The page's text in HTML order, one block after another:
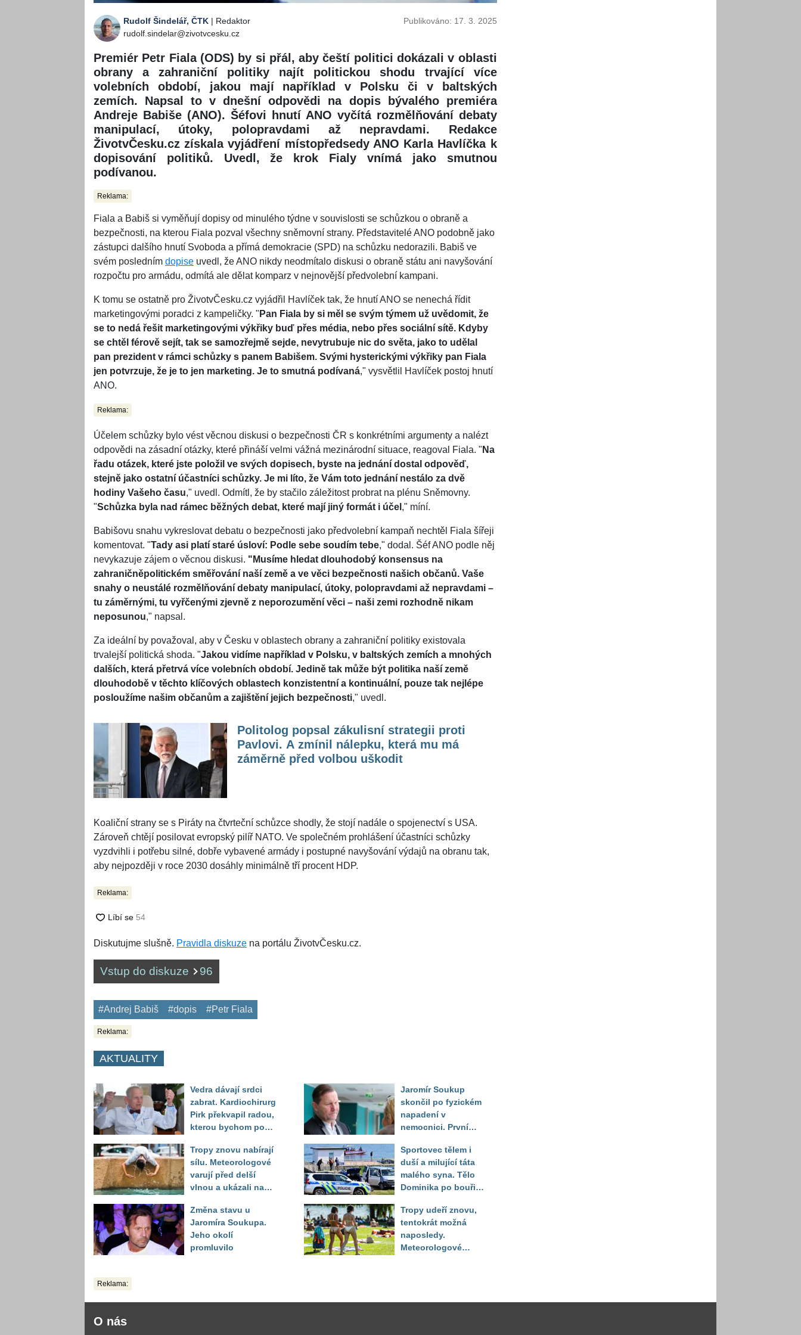
Rudolf Šindelář, ČTK | Redaktor
rudolf.sindelar@zivotvcesku.cz
Publikováno: 17. 3. 2025
Premiér Petr Fiala (ODS) by si přál, aby čeští politici dokázali v oblasti
obrany a zahraniční politiky najít politickou shodu trvající více
volebních období, jakou mají například v Polsku či v baltských
zemích. Napsal to v dnešní odpovědi na dopis bývalého premiéra
Andreje Babiše (ANO). Šéfovi hnutí ANO vyčítá rozmělňování debaty
manipulací, útoky, polopravdami až nepravdami. Redakce
ŽivotvČesku.cz získala vyjádření místopředsedy ANO Karla Havlíčka k
dopisování politiků. Uvedl, že krok Fialy vnímá jako smutnou
podívanou.
Reklama:
Fiala a Babiš si vyměňují dopisy od minulého týdne v souvislosti se schůzkou o obraně a
bezpečnosti, na kterou Fiala pozval všechny sněmovní strany. Představitelé ANO podobně jako
zástupci dalšího hnutí Svoboda a přímá demokracie (SPD) na schůzku nedorazili. Babiš ve
svém posledním dopise uvedl, že ANO nikdy neodmítalo diskusi o obraně státu ani navyšování
rozpočtu pro armádu, odmítá ale dělat komparz v nejnovější předvolební kampani.
K tomu se ostatně pro ŽivotvČesku.cz vyjádřil Havlíček tak, že hnutí ANO se nenechá řídit
marketingovými poradci z kampeličky. " Pan Fiala by si měl se svým týmem už uvědomit, že
se to nedá řešit marketingovými výkřiky buď přes média, nebo přes sociální sítě. Kdyby
se chtěl férově sejít, tak se samozřejmě sejde, nevytrubuje nic do světa, jako to udělal
pan prezident v rámci schůzky s panem Babišem. Svými hysterickými výkřiky pan Fiala
jen potvrzuje, že je to jen marketing. Je to smutná podívaná," vysvětlil Havlíček postoj hnutí
ANO.
Reklama:
Účelem schůzky bylo vést věcnou diskusi o bezpečnosti ČR s konkrétními argumenty a nalézt
odpovědi na zásadní otázky, které přináší velmi vážná mezinárodní situace, reagoval Fiala. " Na
řadu otázek, které jste položil ve svých dopisech, byste na jednání dostal odpověď,
stejně jako ostatní účastníci schůzky. Je mi líto, že Vám toto jednání nestálo za dvě
hodiny Vašeho času," uvedl. Odmítl, že by stačilo záležitost probrat na plénu Sněmovny.
"Schůzka byla nad rámec běžných debat, které mají jiný formát i účel ," míní.
Babišovu snahu vykreslovat debatu o bezpečnosti jako předvolební kampaň nechtěl Fiala šířeji
komentovat. "Tady asi platí staré úsloví: Podle sebe soudím tebe," dodal. Šéf ANO podle něj
nevykazuje zájem o věcnou diskusi. "Musíme hledat dlouhodobý konsensus na
zahraničněpolitickém směřování naší země a ve věci bezpečnosti našich občanů. Vaše
snahy o neustálé rozmělňování debaty manipulací, útoky, polopravdami až nepravdami –
tu záměrnými, tu vyřčenými zjevně z neporozumění věci – naši zemi rozhodně nikam
neposunou," napsal.
Za ideální by považoval, aby v Česku v oblastech obrany a zahraniční politiky existovala
trvalejší politická shoda. "Jakou vidíme například v Polsku, v baltských zemích a mnohých
dalších, která přetrvá více volebních období. Jedině tak může být politika naší země
dlouhodobě v těchto klíčových oblastech konzistentní a kontinuální, pouze tak nejlépe
posloužíme našim občanům a zajištění jejich bezpečnosti," uvedl.
Politolog popsal zákulisní strategii proti
Pavlovi. A zmínil nálepku, která mu má
záměrně před volbou uškodit
Koaliční strany se s Piráty na čtvrteční schůzce shodly, že stojí nadále o spojenectví s USA.
Zároveň chtějí posilovat evropský pilíř NATO. Ve společném prohlášení účastníci schůzky
vyzdvihli i potřebu silné, dobře vybavené armády i postupné navyšování výdajů na obranu tak,
aby nejpozději v roce 2030 dosáhly minimálně tří procent HDP.
Reklama:
Diskutujme slušně. Pravidla diskuze na portálu ŽivotvČesku.cz.
Vstup do diskuze 96
#Andrej Babiš #dopis #Petr Fiala
Reklama:
AKTUALITY
Vedra dávají srdci
zabrat. Kardiochirurg
Pirk překvapil radou,
kterou bychom podle
zvířat
Tropy znovu nabírají
sílu. Meteorologové
varují před delší
vlnou a ukázali na
bude nejhorší
Změna stavu u
Jaromíra Soukupa.
Jeho okolí
promluvilo
Jaromír Soukup
skončil po fyzickém
napadení v
nemocnici. První
Sportovec tělem i
duší a milující táta
malého syna. Tělo
Dominika po bouři
až druhý den
Tropy udeří znovu,
tentokrát možná
naposledy.
Meteorologové
Reklama:
O nás